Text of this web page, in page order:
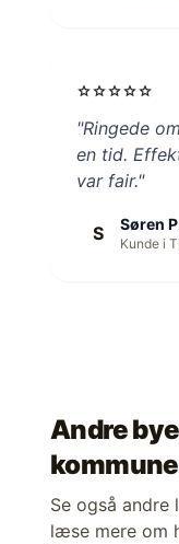
starstarstarstarstar
"Ringede
en tid.
var fair."
S Søren
Kunde i
Andre
kommune
Se også
læse mere om